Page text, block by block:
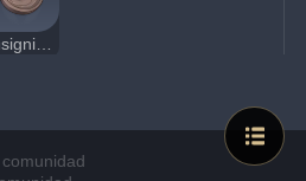
Insignia de cuervo de bronce